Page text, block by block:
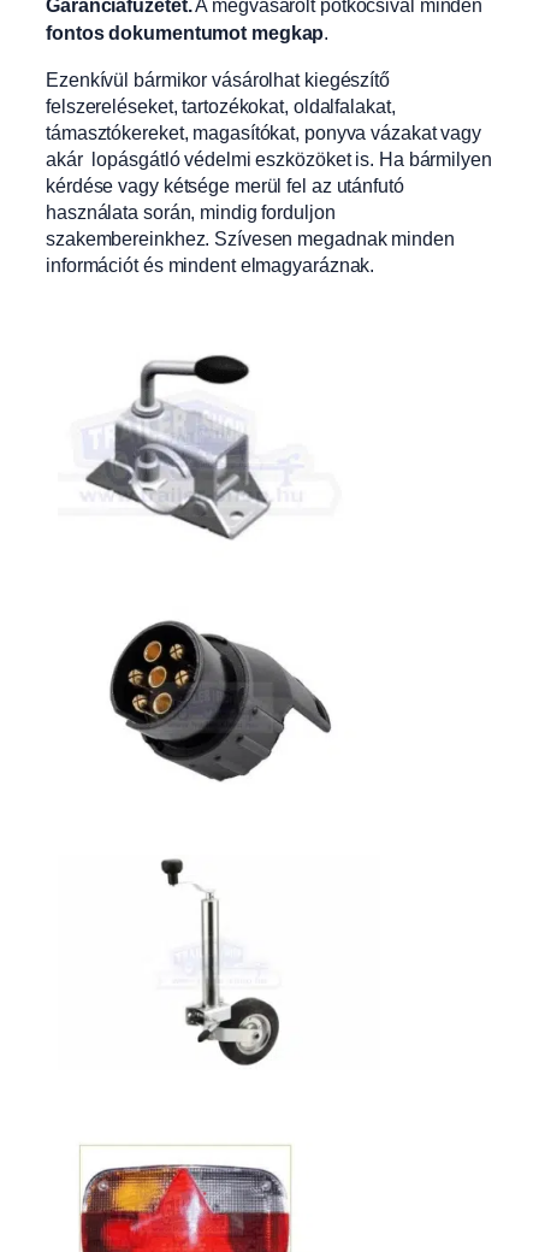
Garanciafüzetet.A megvásárolt pótkocsival minden
fontos dokumentumot megkap.
Ezenkívül bármikor vásárolhat kiegészítő
felszereléseket, tartozékokat, oldalfalakat,
támasztókereket, magasítókat, ponyva vázakat vagy
akár lopásgátló védelmi eszközöket is. Ha bármilyen
kérdése vagy kétsége merül fel az utánfutó
használata során, mindig forduljon
szakembereinkhez. Szívesen megadnak minden
információt és mindent elmagyaráznak.